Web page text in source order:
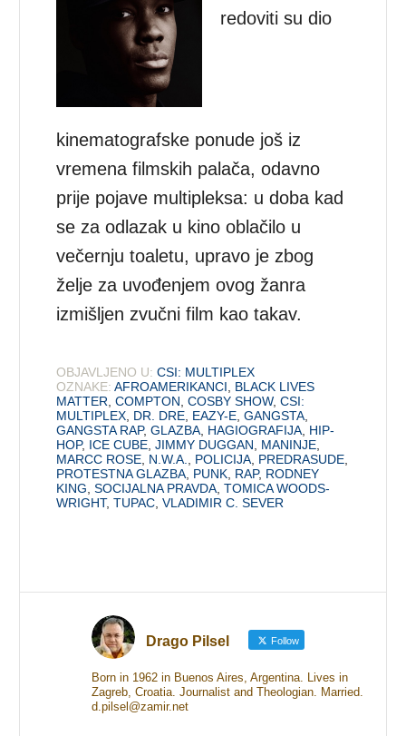
redoviti su dio
kinematografske ponude još iz
vremena filmskih palača, odavno
prije pojave multipleksa: u doba kad
se za odlazak u kino oblačilo u
večernju toaletu, upravo je zbog
želje za uvođenjem ovog žanra
izmišljen zvučni film kao takav.
OBJAVLJENO U: CSI: MULTIPLEX
OZNAKE: AFROAMERIKANCI, BLACK LIVES
MATTER,COMPTON,COSBY SHOW,CSI:
MULTIPLEX, DR. DRE, EAZY-E,GANGSTA,
GANGSTA RAP,GLAZBA, HAGIOGRAFIJA, HIP-
HOP, ICE CUBE,JIMMY DUGGAN, MANINJE,
MARCC ROSE, N.W.A., POLICIJA, PREDRASUDE,
PROTESTNA GLAZBA, PUNK, RAP, RODNEY
KING,SOCIJALNA PRAVDA,TOMICA WOODS-
WRIGHT,TUPAC,VLADIMIR C. SEVER
Drago Pilsel Follow
Born in 1962 in Buenos Aires, Argentina. Lives in
Zagreb, Croatia. Journalist and Theologian. Married.
d.pilsel@zamir.net